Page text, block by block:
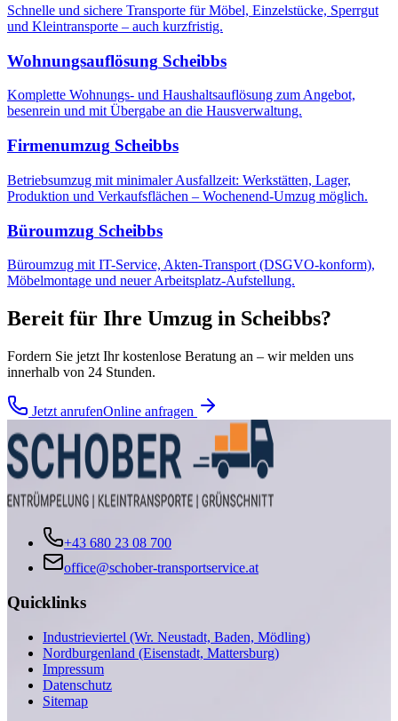
Schnelle und sichere Transporte für Möbel, Einzelstücke, Sperrgut
und Kleintransporte – auch kurzfristig.
Wohnungsauflösung Scheibbs
Komplette Wohnungs- und Haushaltsauflösung zum Angebot,
besenrein und mit Übergabe an die Hausverwaltung.
Firmenumzug Scheibbs
Betriebsumzug mit minimaler Ausfallzeit: Werkstätten, Lager,
Produktion und Verkaufsflächen – Wochenend-Umzug möglich.
Büroumzug Scheibbs
Büroumzug mit IT-Service, Akten-Transport (DSGVO-konform),
Möbelmontage und neuer Arbeitsplatz-Aufstellung.
Bereit für Ihre Umzug in Scheibbs?
Fordern Sie jetzt Ihr kostenlose Beratung an – wir melden uns
innerhalb von 24 Stunden.
Jetzt anrufenOnline anfragen
+43 680 23 08 700
office@schober-transportservice.at
Quicklinks
Industrieviertel (Wr. Neustadt, Baden, Mödling)
Nordburgenland (Eisenstadt, Mattersburg)
Impressum
Datenschutz
Sitemap